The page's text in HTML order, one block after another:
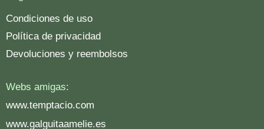
Condiciones de uso
Política de privacidad
Devoluciones y reembolsos
Webs amigas:
www.temptacio.com
www.galguitaamelie.es